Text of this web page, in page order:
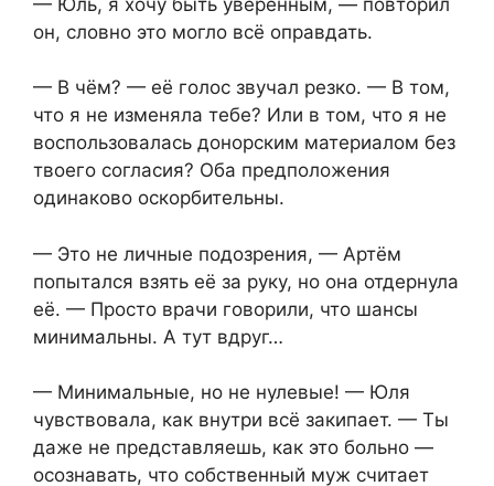
он, словно это могло всё оправдать.
— В чём? — её голос звучал резко. — В том,
что я не изменяла тебе? Или в том, что я не
воспользовалась донорским материалом без
твоего согласия? Оба предположения
одинаково оскорбительны.
— Это не личные подозрения, — Артём
попытался взять её за руку, но она отдернула
её. — Просто врачи говорили, что шансы
минимальны. А тут вдруг…
— Минимальные, но не нулевые! — Юля
чувствовала, как внутри всё закипает. — Ты
даже не представляешь, как это больно —
осознавать, что собственный муж считает